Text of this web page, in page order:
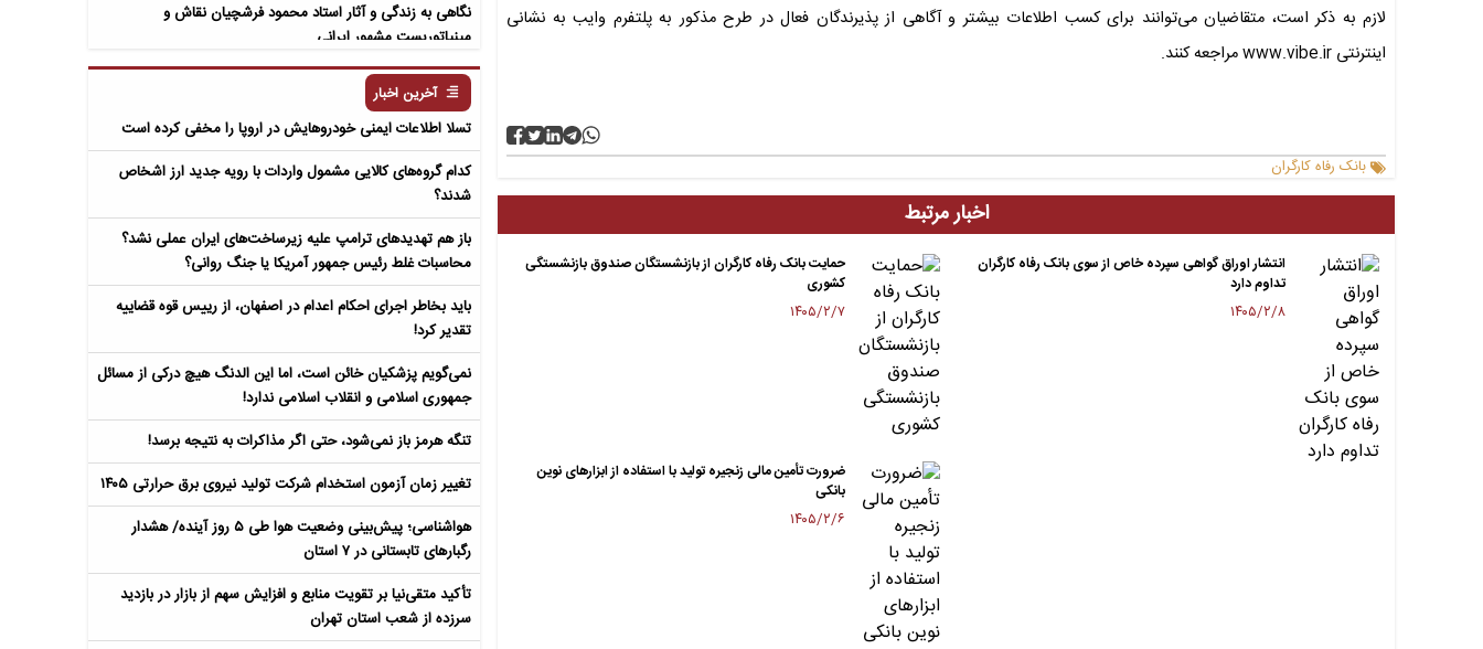
لازم به ذکر است، متقاضیان می‌توانند برای کسب اطلاعات بیشتر و آگاهی از پذیرندگان فعال در طرح مذکور به پلتفرم وایب به نشانی
اینترنتی www.vibe.ir مراجعه کنند.
بانک رفاه کارگران
اخبار مرتبط
انتشار اوراق گواهی سپرده خاص از سوی بانک رفاه کارگران
تداوم دارد
۱۴۰۵/۲/۸
حمایت بانک رفاه کارگران از بازنشستگان صندوق بازنشستگی
کشوری
۱۴۰۵/۲/۷
ضرورت تأمین مالی زنجیره تولید با استفاده از ابزارهای نوین
بانکی
۱۴۰۵/۲/۶
نگاهی به زندگی و آثار استاد محمود فرشچیان نقاش و
مینیاتوریست مشهور ایرانی
نگاهی به زندگی و آثار عباس معروفی نویسنده ایرانی و خالق رمان
سمفونی مردگان
آخرین اخبار
تسلا اطلاعات ایمنی خودروهایش در اروپا را مخفی کرده است
کدام گروه‌های کالایی مشمول واردات با رویه جدید ارز اشخاص
شدند؟
باز هم تهدیدهای ترامپ علیه زیرساخت‌های ایران عملی نشد؟
محاسبات غلط رئیس جمهور آمریکا یا جنگ روانی؟
باید بخاطر اجرای احکام اعدام در اصفهان، از رییس قوه قضاییه
تقدیر کرد!
نمی‌گویم پزشکیان خائن است، اما این الدنگ هیچ درکی از مسائل
جمهوری اسلامی و انقلاب اسلامی ندارد!
تنگه هرمز باز نمی‌شود، حتی اگر مذاکرات به نتیجه برسد!
تغییر زمان آزمون استخدام شرکت تولید نیروی برق حرارتی ۱۴۰۵
هواشناسی؛ پیش‌بینی وضعیت هوا طی ۵ روز آینده/ هشدار
رگبارهای تابستانی در ۷ استان
تأکید متقی‌نیا بر تقویت منابع و افزایش سهم از بازار در بازدید
سرزده از شعب استان تهران